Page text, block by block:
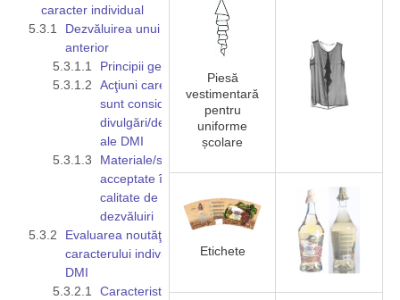
caracter individual
Dezvăluirea unui DMI
anterior
Principii generale
Acţiuni care nu
sunt considerate
divulgări/dezvăluiri
ale DMI
Materiale/surse
acceptate în
calitate de
dezvăluiri
Evaluarea noutăţii şi
caracterului individual al
DMI
Caracteristicile
Piesă
vestimentară
pentru
uniforme
școlare
Etichete